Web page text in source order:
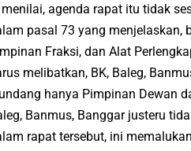
menilai, agenda rapat itu tidak
pasal 73 yang menjelaskan,
Fraksi, dan Alat
melibatkan, BK, Baleg,
hanya Pimpinan Dewan
Banmus, Banggar justeru
rapat tersebut, ini